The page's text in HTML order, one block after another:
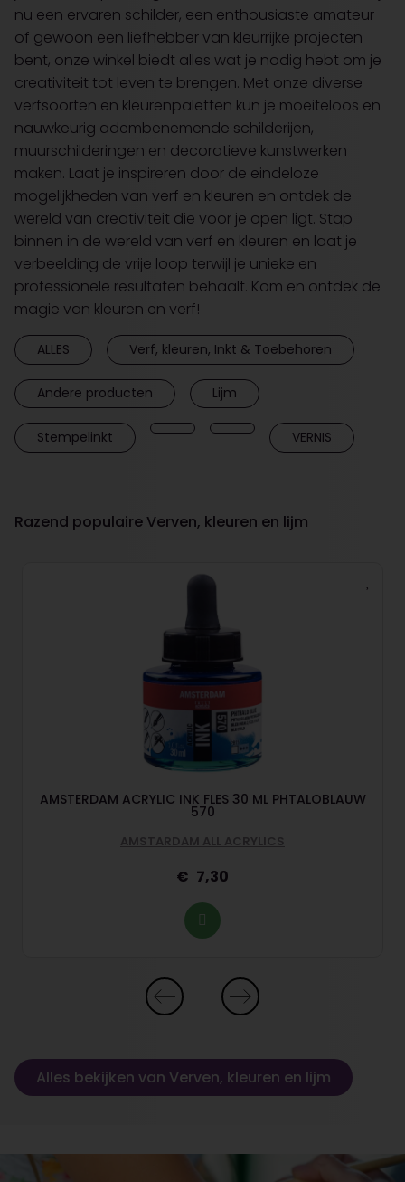
nu een ervaren schilder, een enthousiaste amateur
of gewoon een liefhebber van kleurrijke projecten
bent, onze winkel biedt alles wat je nodig hebt om je
creativiteit tot leven te brengen. Met onze diverse
verfsoorten en kleurenpaletten kun je moeiteloos en
nauwkeurig adembenemende schilderijen,
muurschilderingen en decoratieve kunstwerken
maken. Laat je inspireren door de eindeloze
mogelijkheden van verf en kleuren en ontdek de
wereld van creativiteit die voor je open ligt. Stap
binnen in de wereld van verf en kleuren en laat je
verbeelding de vrije loop terwijl je unieke en
professionele resultaten behaalt. Kom en ontdek de
magie van kleuren en verf!
ALLES Verf, kleuren, Inkt & Toebehoren
Andere producten Lijm
Stempelinkt VERNIS
Razend populaire Verven, kleuren en lijm
AMSTERDAM ACRYLIC INK FLES 30 ML PHTALOBLAUW
570
AMSTARDAM ALL ACRYLICS
7,30
Alles bekijken van Verven, kleuren en lijm